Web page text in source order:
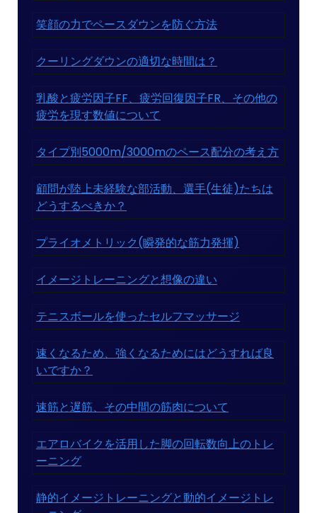
笑顔の力でペースダウンを防ぐ方法
クーリングダウンの適切な時間は？
乳酸と疲労因子FF、疲労回復因子FR、その他の
疲労を現す数値について
タイプ別5000m/3000mのペース配分の考え方
顧問が陸上未経験な部活動、選手(生徒)たちは
どうするべきか？
プライオメトリック(瞬発的な筋力発揮)
イメージトレーニングと想像の違い
テニスボールを使ったセルフマッサージ
速くなるため、強くなるためにはどうすれば良
いですか？
速筋と遅筋、その中間の筋肉について
エアロバイクを活用した脚の回転数向上のトレ
ーニング
静的イメージトレーニングと動的イメージトレ